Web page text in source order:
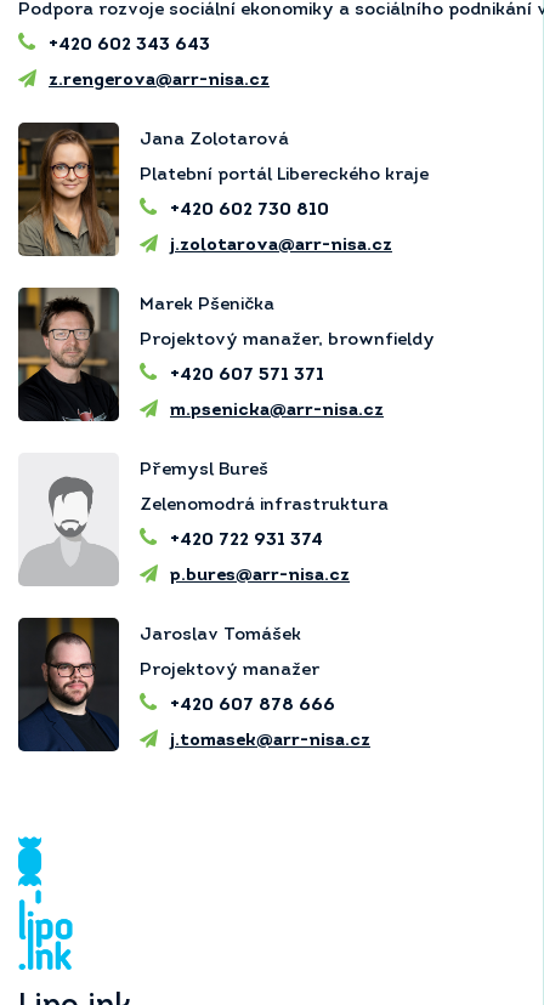
Podpora rozvoje sociální ekonomiky a sociálního podnikání
+420 602 343 643
z.rengerova@arr-nisa.cz
Jana Zolotarová
Platební portál Libereckého kraje
+420 602 730 810
j.zolotarova@arr-nisa.cz
Marek Pšenička
Projektový manažer, brownfieldy
+420 607 571 371
m.psenicka@arr-nisa.cz
Přemysl Bureš
Zelenomodrá infrastruktura
+420 722 931 374
p.bures@arr-nisa.cz
Jaroslav Tomášek
Projektový manažer
+420 607 878 666
j.tomasek@arr-nisa.cz